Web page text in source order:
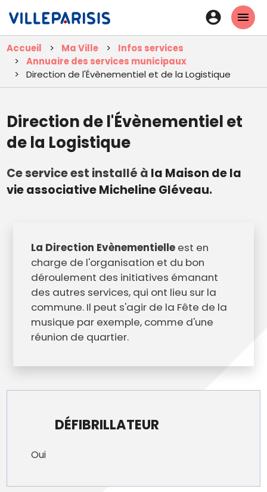
contenu
principal
En-
tête
Accueil Ma Ville
Infos services
Annuaire des services municipaux
Direction de l'Évènementiel et de la Logistique
Direction de l'Évènementiel et
de la Logistique
Ce service est installé à la Maison de la
vie associative Micheline Gléveau.
La Direction Evènementielle est en
charge de l'organisation et du bon
déroulement des initiatives émanant
des autres services, qui ont lieu sur la
commune. Il peut s'agir de la Fête de la
musique par exemple, comme d'une
réunion de quartier.
DÉFIBRILLATEUR
Oui